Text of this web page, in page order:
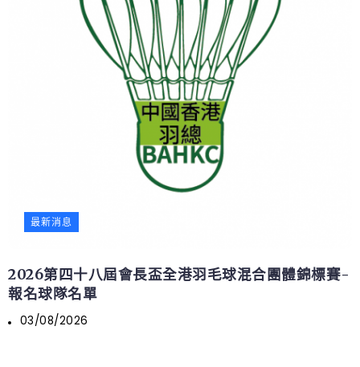
最新消息
2026第四十八屆會長盃全港羽毛球混合團體錦標賽-
報名球隊名單
03/08/2026